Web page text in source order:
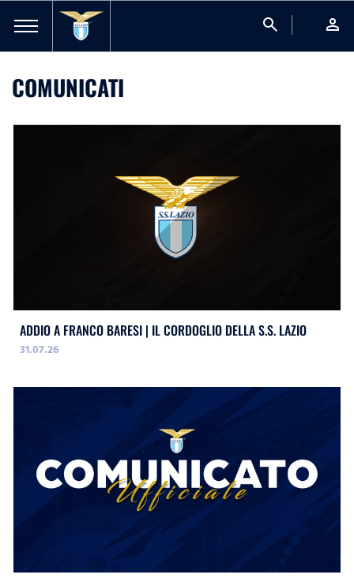
search person
COMUNICATI
ADDIO A FRANCO BARESI | IL CORDOGLIO DELLA S.S. LAZIO
31.07.26